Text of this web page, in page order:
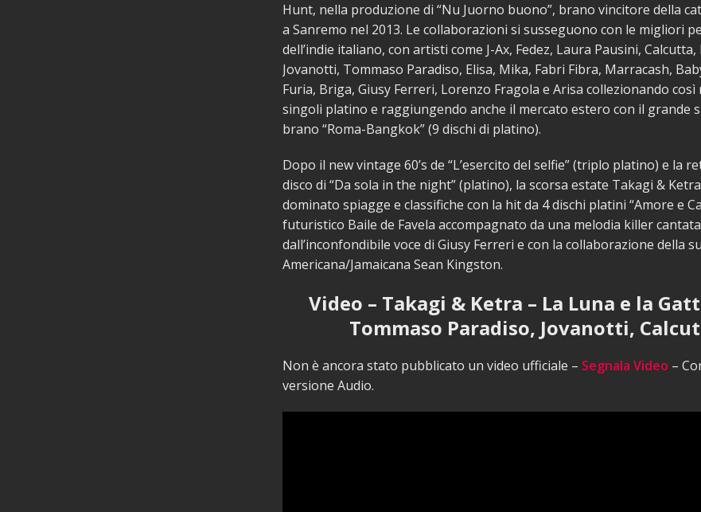
Hunt, nella produzione di “Nu Juorno buono”, brano vincitore della
a Sanremo nel 2013. Le collaborazioni si susseguono con le migliori
dell’indie italiano, con artisti come J-Ax, Fedez, Laura Pausini,
Jovanotti, Tommaso Paradiso, Elisa, Mika, Fabri Fibra, Marracash,
Furia, Briga, Giusy Ferreri, Lorenzo Fragola e Arisa collezionando
singoli platino e raggiungendo anche il mercato estero con il grande
brano “Roma-Bangkok” (9 dischi di platino).
Dopo il new vintage 60’s de “L’esercito del selfie” (triplo platino) e la
disco di “Da sola in the night” (platino), la scorsa estate Takagi &
dominato spiagge e classifiche con la hit da 4 dischi platini “Amore e
futuristico Baile de Favela accompagnato da una melodia killer cantata
dall’inconfondibile voce di Giusy Ferreri e con la collaborazione della
Americana/Jamaicana Sean Kingston.
Video – Takagi & Ketra – La Luna e la
Tommaso Paradiso, Jovanotti,
Non è ancora stato pubblicato un video ufficiale – Segnala Video –
versione Audio.